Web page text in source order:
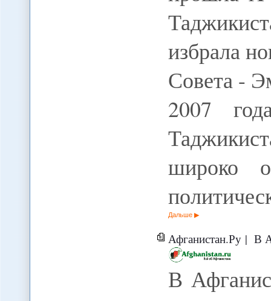
избрала
Совета -
2007
широко
Дальше
Афганистан.Ру | В
В